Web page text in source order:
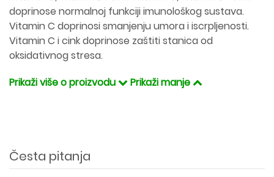
doprinose normalnoj funkciji imunološkog sustava.
Vitamin C doprinosi smanjenju umora i iscrpljenosti.
Vitamin C i cink doprinose zaštiti stanica od
oksidativnog stresa.
Prikaži više o proizvodu
Prikaži manje
Česta pitanja